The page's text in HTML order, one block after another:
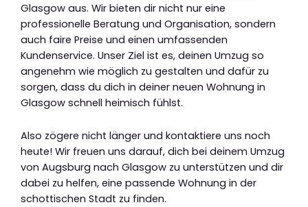
Glasgow aus. Wir bieten dir nicht nur eine
professionelle Beratung und Organisation, sondern
auch faire Preise und einen umfassenden
Kundenservice. Unser Ziel ist es, deinen Umzug so
angenehm wie möglich zu gestalten und dafür zu
sorgen, dass du dich in deiner neuen Wohnung in
Glasgow schnell heimisch fühlst.
Also zögere nicht länger und kontaktiere uns noch
heute! Wir freuen uns darauf, dich bei deinem Umzug
von Augsburg nach Glasgow zu unterstützen und dir
dabei zu helfen, eine passende Wohnung in der
schottischen Stadt zu finden.